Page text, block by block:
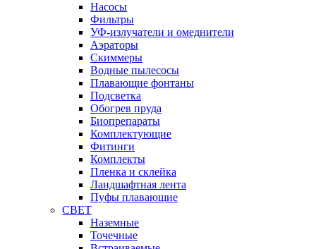
Насосы
Фильтры
УФ-излучатели и омеднители
Аэраторы
Cкиммеры
Водные пылесосы
Плавающие фонтаны
Подсветка
Обогрев пруда
Биопрепараты
Комплектующие
Фитинги
Комплекты
Пленка и склейка
Ландшафтная лента
Пуфы плавающие
СВЕТ
Наземные
Точечные